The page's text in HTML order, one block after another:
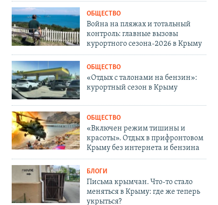
ОБЩЕСТВО
Война на пляжах и тотальный
контроль: главные вызовы
курортного сезона-2026 в Крыму
ОБЩЕСТВО
«Отдых с талонами на бензин»:
курортный сезон в Крыму
ОБЩЕСТВО
«Включен режим тишины и
красоты». Отдых в прифронтовом
Крыму без интернета и бензина
БЛОГИ
Письма крымчан. Что-то стало
меняться в Крыму: где же теперь
укрыться?